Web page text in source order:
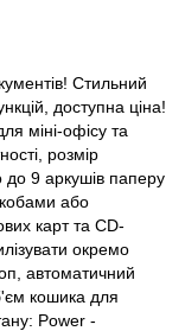
Стильний
доступна ціна!
міні-офісу та
розмір
9 аркушів паперу
або
карт та CD-
окремо
автоматичний
кошика для
Power -